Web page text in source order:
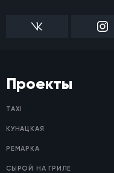
Проекты
TAXI
КУНАЦКАЯ
РЕМАРКА
СЫРОЙ НА ГРИЛЕ